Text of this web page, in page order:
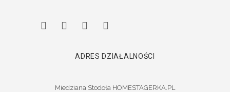
ADRES DZIAŁALNOŚCI
Miedziana Stodoła HOMESTAGERKA.PL